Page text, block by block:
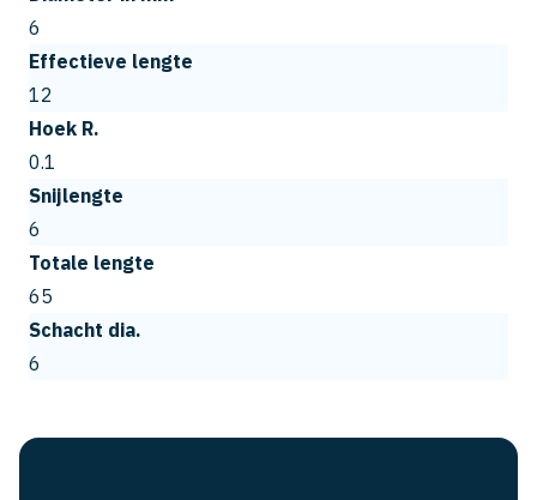
6
Effectieve lengte
12
Hoek R.
0.1
Snijlengte
6
Totale lengte
65
Schacht dia.
6